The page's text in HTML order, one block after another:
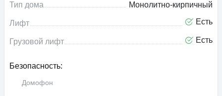
Тип дома Монолитно-кирпичный
Лифт Есть
Грузовой лифт Есть
Безопасность:
Домофон